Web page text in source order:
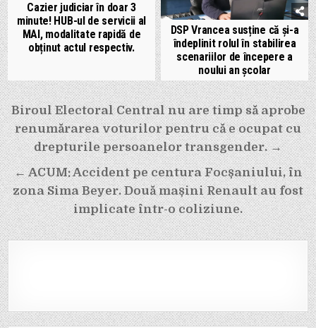
Cazier judiciar în doar 3
minute! HUB-ul de servicii al
MAI, modalitate rapidă de
obținut actul respectiv.
DSP Vrancea susține că și-a
îndeplinit rolul în stabilirea
scenariilor de începere a
noului an școlar
Navigare
în
articole
Biroul Electoral Central nu are timp să aprobe
renumărarea voturilor pentru că e ocupat cu
drepturile persoanelor transgender. →
← ACUM: Accident pe centura Focșaniului, în
zona Sima Beyer. Două mașini Renault au fost
implicate într-o coliziune.